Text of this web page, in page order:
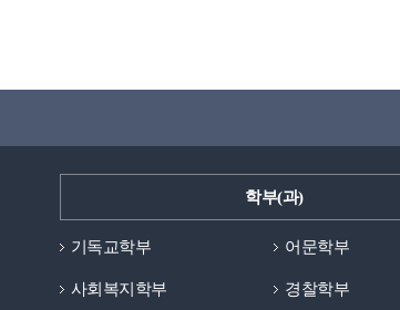
학부(과)
기독교학부 어문학부
사회복지학부 경찰학부